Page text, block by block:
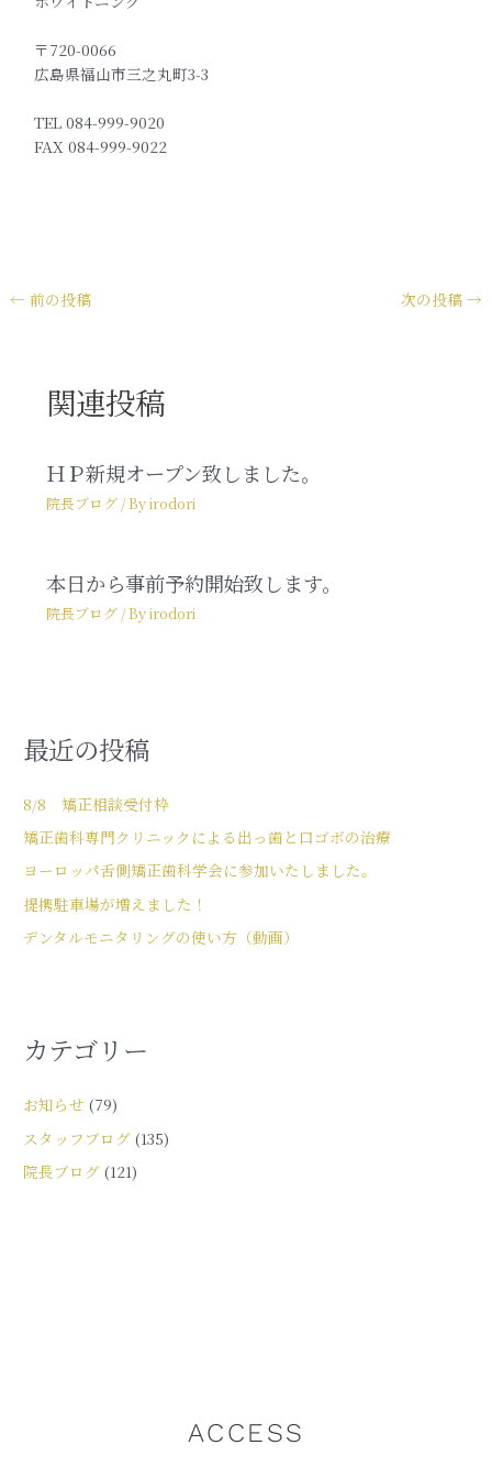
〒720-0066
広島県福山市三之丸町3-3
TEL 084-999-9020
FAX 084-999-9022
← 前の投稿 次の投稿 →
関連投稿
ＨＰ新規オープン致しました。
院長ブログ/ Byirodori
本日から事前予約開始致します。
院長ブログ/ Byirodori
最近の投稿
8/8 矯正相談受付枠
矯正歯科専門クリニックによる出っ歯と口ゴボの治療
ヨーロッパ舌側矯正歯科学会に参加いたしました。
提携駐車場が増えました！
デンタルモニタリングの使い方（動画）
カテゴリー
お知らせ (79)
スタッフブログ (135)
院長ブログ (121)
ACCESS